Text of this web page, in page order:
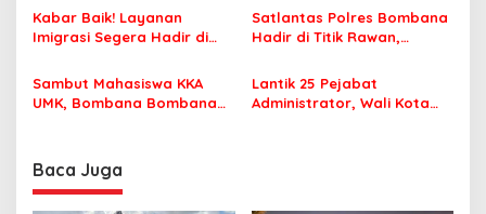
s
Jamaah Tetap Sehat dan
Nyaman Beribadah
Korupsi Jembatan Cirauci II
Kabar Baik! Layanan
Imigrasi Segera Hadir di
Perlu Lagi ke Kendari
Satlantas Polres Bombana
Hadir di Titik Rawan,
Sekolah dengan Aman
Sambut Mahasiswa KKA
UMK, Bombana Bombana
Lantik 25 Pejabat
Administrator, Wali Kota
Baca Juga